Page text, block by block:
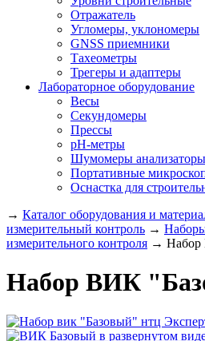
Отражатель
Угломеры, уклономеры
GNSS приемники
Тахеометры
Трегеры и адаптеры
Лабораторное оборудование
Весы
Секундомеры
Прессы
pH-метры
Шумомеры анализаторы
Портативные
Оснастка для
→ Каталог оборудования и
измерительный контроль →
измерительного контроля →
Набор ВИК